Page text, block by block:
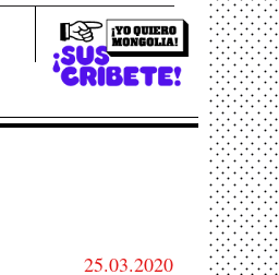
25.03.2020